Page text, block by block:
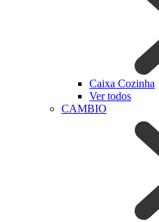
Caixa Cozinha
Ver todos
CAMBIO